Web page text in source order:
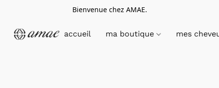
Bienvenue chez AMAE.
accueil ma boutique mes